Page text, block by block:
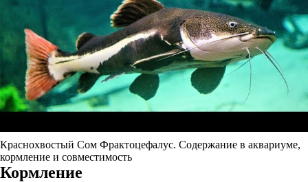
Краснохвостый Сом Фрактоцефалус. Содержание в аквариуме,
кормление и совместимость
Кормление